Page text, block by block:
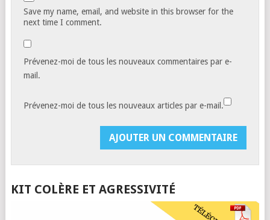
Save my name, email, and website in this browser for the
next time I comment.
Prévenez-moi de tous les nouveaux commentaires par e-
mail.
Prévenez-moi de tous les nouveaux articles par e-mail.
KIT COLÈRE ET AGRESSIVITÉ